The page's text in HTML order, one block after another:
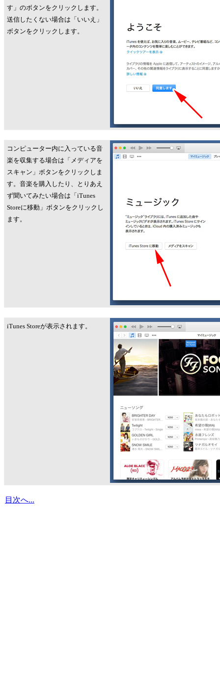
す」のボタンをクリックします。
送信したくない場合は「いいえ」
ボタンをクリックします。
コンピューター内に入っている音
楽を収集する場合は「メディアを
スキャン」ボタンをクリックしま
す。音楽を購入したり、とりあえ
ず聞いてみたい場合は「iTunes
Storeに移動」ボタンをクリックし
ます。
iTunes Storeが表示されます。
目次へ...